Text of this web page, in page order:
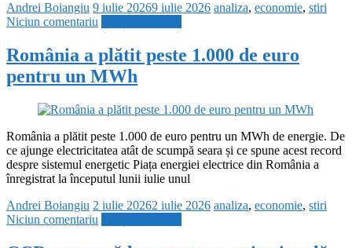
Andrei Boiangiu 9 iulie 20269 iulie 2026 analiza, economie, stiri
Niciun comentariu
România a plătit peste 1.000 de euro
pentru un MWh
România a plătit peste 1.000 de euro pentru un MWh de energie. De
ce ajunge electricitatea atât de scumpă seara și ce spune acest record
despre sistemul energetic Piața energiei electrice din România a
înregistrat la începutul lunii iulie unul
Andrei Boiangiu 2 iulie 20262 iulie 2026 analiza, economie, stiri
Niciun comentariu